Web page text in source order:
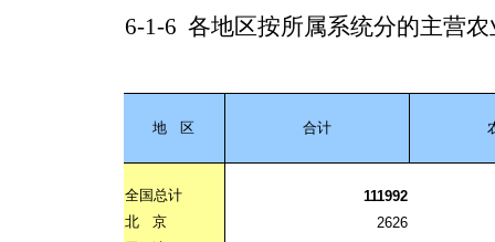
6-1-6 各地区按所属系统分的主营
地 区 合计
全国总计
111992
北
京
2626